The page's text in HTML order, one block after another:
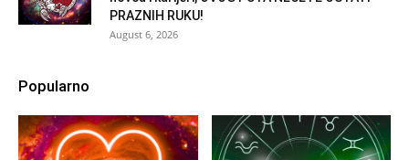
PRAZNIH RUKU!
August 6, 2026
Popularno